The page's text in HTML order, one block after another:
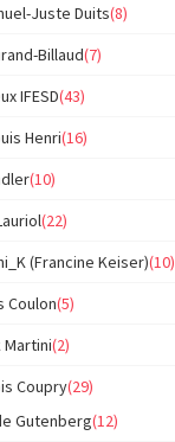
Juste Duits(8)
Billaud(7)
IFESD(43)
Henri(16)
(10)
(22)
(Francine Keiser)(10)
Coulon(5)
Martini(2)
Coupry(29)
Gutenberg(12)